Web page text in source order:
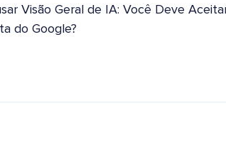
Visão Geral de IA: Você Deve
do Google?